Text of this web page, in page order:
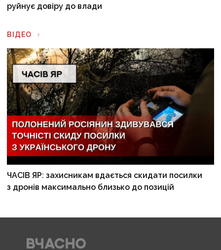
руйнує довіру до влади
ВІДЕО
ЧАСІВ ЯР: захисникам вдається скидати посилки
з дронів максимально близько до позицій